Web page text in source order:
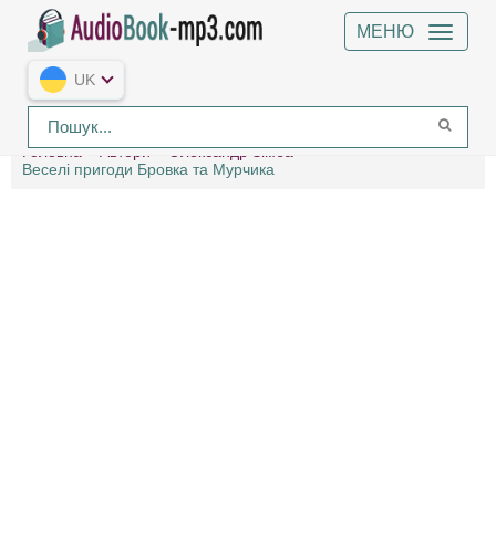
МЕНЮ
UK
Головна Автори
Олександр Зімба
Веселі пригоди Бровка та Мурчика